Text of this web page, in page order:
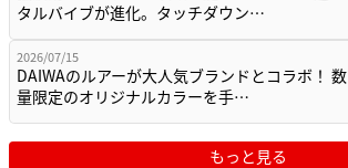
タルバイブが進化。タッチダウン…
2026/07/15
DAIWAのルアーが大人気ブランドとコラボ！ 数
量限定のオリジナルカラーを手…
もっと見る